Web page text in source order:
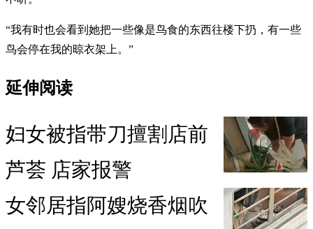
“我有时也会看到她把一些像是鸟食的东西往楼下扔，有一些
鸟会停在我的晾衣架上。”
延伸阅读
妇女被指带刀擅割店前
芦荟 店家报警
女邻居指阿嫂烧香烟吹